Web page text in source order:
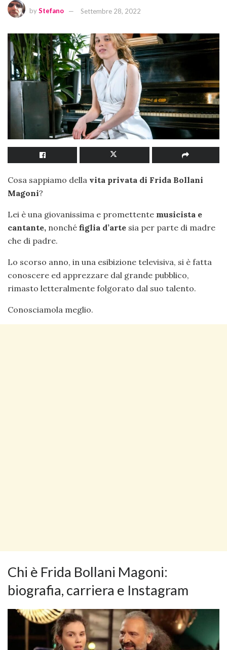
byStefano Settembre 28, 2022
Cosa sappiamo della vita privata di Frida Bollani
Magoni?
Lei è una giovanissima e promettente musicista e
cantante, nonché figlia d’arte sia per parte di madre
che di padre.
Lo scorso anno, in una esibizione televisiva, si è fatta
conoscere ed apprezzare dal grande pubblico,
rimasto letteralmente folgorato dal suo talento.
Conosciamola meglio.
Chi è Frida Bollani Magoni:
biografia, carriera e Instagram